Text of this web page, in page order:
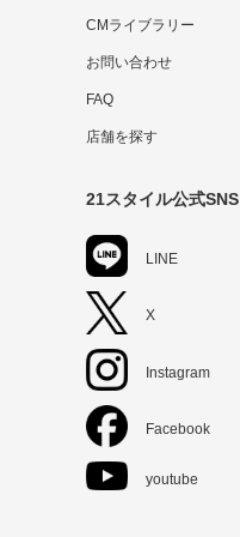
CMライブラリー
お問い合わせ
FAQ
店舗を探す
21スタイル公式SNS
LINE
X
Instagram
Facebook
youtube